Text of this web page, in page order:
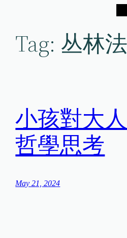
Tag: 丛林
小孩對大
哲學思考
May 21, 2024